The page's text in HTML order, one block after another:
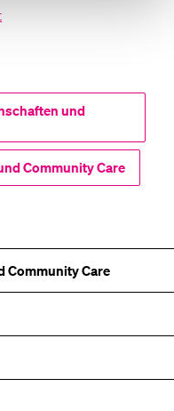
Community Care
und
Community Care